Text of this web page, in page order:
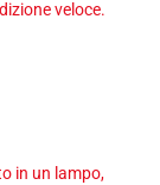
veloce.
in un lampo,